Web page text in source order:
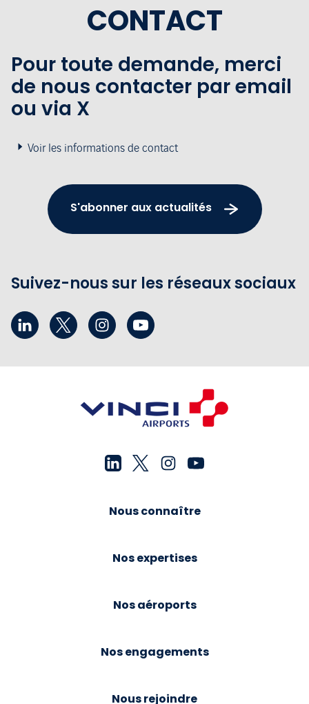
CONTACT
Pour toute demande, merci
de nous contacter par email
ou via X
Voir les informations de contact
S'abonner aux actualités
Suivez-nous sur les réseaux sociaux
Nous connaître
Nos expertises
Nos aéroports
Nos engagements
Nous rejoindre